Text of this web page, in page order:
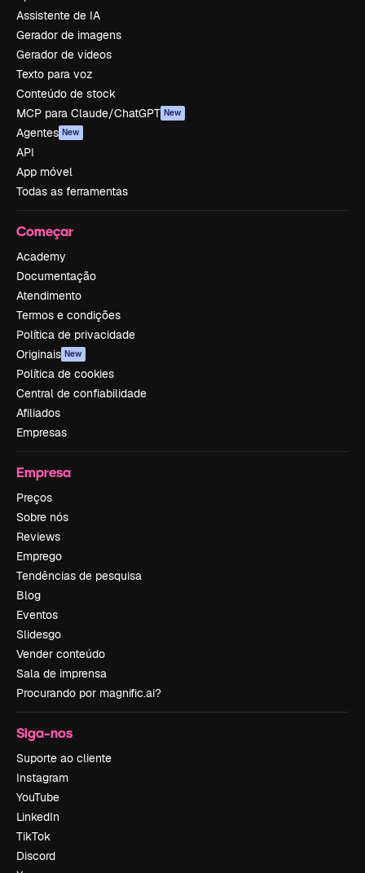
Assistente de IA
Gerador de imagens
Gerador de vídeos
Texto para voz
Conteúdo de stock
MCP para Claude/ChatGPT New
Agentes New
API
App móvel
Todas as ferramentas
Começar
Academy
Documentação
Atendimento
Termos e condições
Política de privacidade
Originais New
Política de cookies
Central de confiabilidade
Afiliados
Empresas
Empresa
Preços
Sobre nós
Reviews
Emprego
Tendências de pesquisa
Blog
Eventos
Slidesgo
Vender conteúdo
Sala de imprensa
Procurando por magnific.ai?
Siga-nos
Suporte ao cliente
Instagram
YouTube
LinkedIn
TikTok
Discord